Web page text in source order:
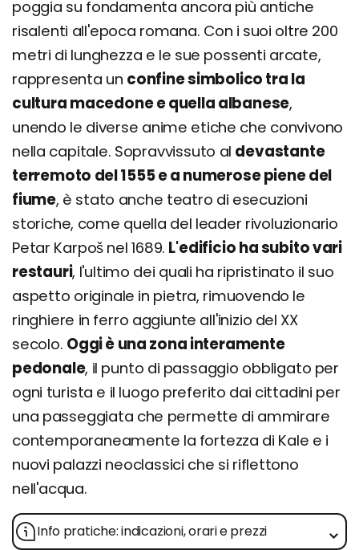
poggia su fondamenta ancora più antiche
risalenti all'epoca romana. Con i suoi oltre 200
metri di lunghezza e le sue possenti arcate,
rappresenta un confine simbolico tra la
cultura macedone e quella albanese,
unendo le diverse anime etiche che convivono
nella capitale. Sopravvissuto al devastante
terremoto del 1555 e a numerose piene del
fiume, è stato anche teatro di esecuzioni
storiche, come quella del leader rivoluzionario
Petar Karpoš nel 1689. L'edificio ha subito vari
restauri, l'ultimo dei quali ha ripristinato il suo
aspetto originale in pietra, rimuovendo le
ringhiere in ferro aggiunte all'inizio del XX
secolo. Oggi è una zona interamente
pedonale, il punto di passaggio obbligato per
ogni turista e il luogo preferito dai cittadini per
una passeggiata che permette di ammirare
contemporaneamente la fortezza di Kale e i
nuovi palazzi neoclassici che si riflettono
nell'acqua.
Info pratiche: indicazioni, orari e prezzi